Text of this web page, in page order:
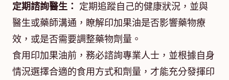
定期諮詢醫生： 定期追蹤自己的健康狀況，並與
醫生或藥師溝通，瞭解印加果油是否影響藥物療
效，或是否需要調整藥物劑量。
食用印加果油前，務必諮詢專業人士，並根據自身
情況選擇合適的食用方式和劑量，才能充分發揮印